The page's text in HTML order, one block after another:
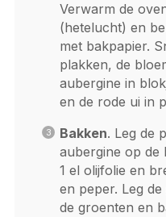
Verwarm de
(hetelucht) en
met bakpapier.
plakken, de
aubergine in
en de rode ui in
Bakken. Leg de
aubergine op de
1 el olijfolie en
en peper. Leg
de groenten en